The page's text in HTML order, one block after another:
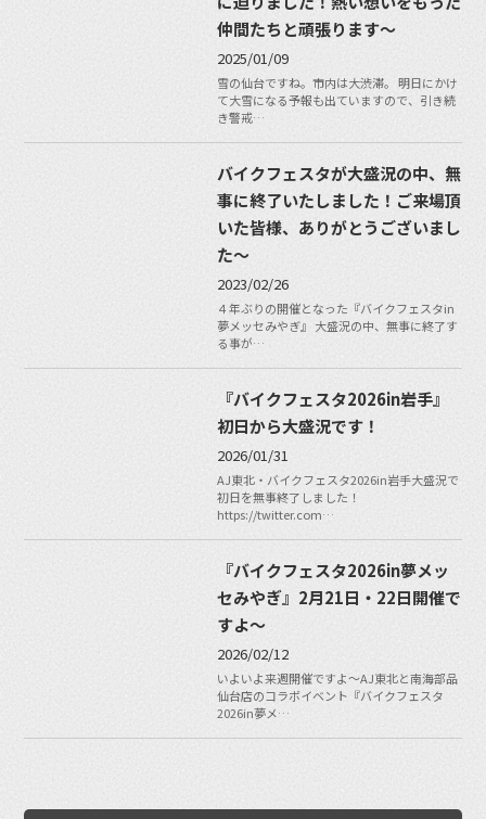
仲間たちと頑張ります〜
2025/01/09
雪の仙台ですね。市内は大渋滞。 明日にかけ
て大雪になる予報も出ていますので、引き続
き警戒…
バイクフェスタが大盛況の中、無
事に終了いたしました！ご来場頂
いた皆様、ありがとうございまし
た〜
2023/02/26
４年ぶりの開催となった『バイクフェスタin
夢メッセみやぎ』 大盛況の中、無事に終了す
る事が…
『バイクフェスタ2026in岩手』
初日から大盛況です！
2026/01/31
AJ東北・バイクフェスタ2026in岩手大盛況で
初日を無事終了しました！
https://twitter.com…
『バイクフェスタ2026in夢メッ
セみやぎ』2月21日・22日開催で
すよ〜
2026/02/12
いよいよ来週開催ですよ〜AJ東北と南海部品
仙台店のコラボイベント『バイクフェスタ
2026in夢メ…